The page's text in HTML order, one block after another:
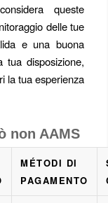
queste
delle tue
e una buona
tua disposizione,
la tua esperienza
non AAMS
MÉTODI DI
PAGAMENTO